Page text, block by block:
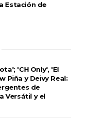
Estación de
'CH Only', 'El
Piña y Deivy Real:
de
Versátil y el